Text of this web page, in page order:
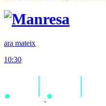
ara mateix
10:30